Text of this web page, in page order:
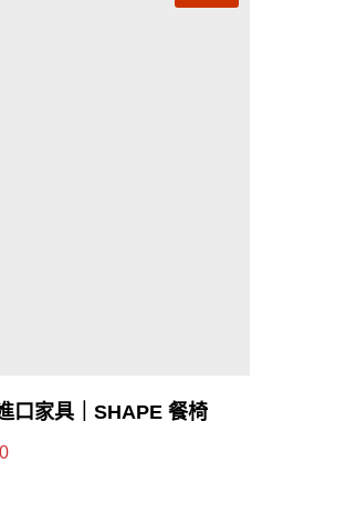
口家具｜SHAPE 餐椅